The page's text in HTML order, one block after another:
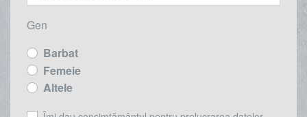
Gen
Barbat
Femeie
Altele